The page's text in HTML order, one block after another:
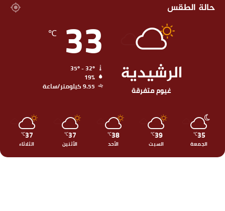
حالة الطقس
الرشيدية
غيوم متفرقة
33
℃
19%
9.55 كيلومتر/ساعة
35
℃
الجمعة
39
℃
السبت
38
℃
الأحد
37
℃
الأثنين
37
℃
الثلاثاء